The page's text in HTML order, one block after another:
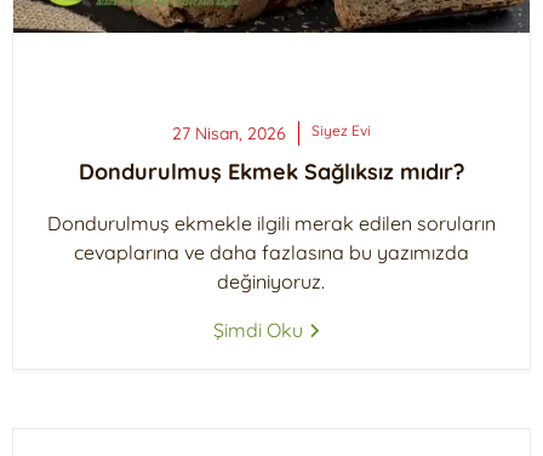
27 Nisan, 2026 Siyez Evi
Dondurulmuş Ekmek Sağlıksız mıdır?
Dondurulmuş ekmekle ilgili merak edilen soruların
cevaplarına ve daha fazlasına bu yazımızda
değiniyoruz.
Şimdi Oku